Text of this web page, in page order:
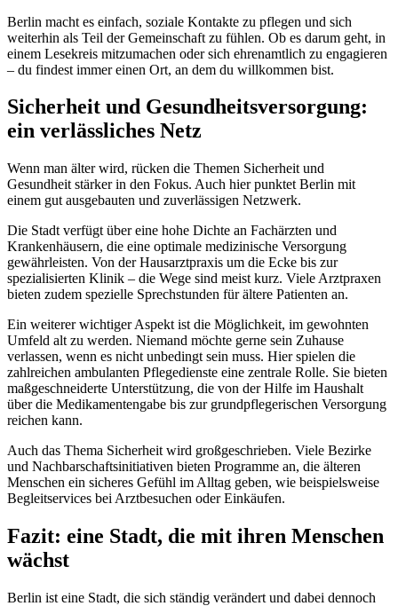
Berlin macht es einfach, soziale Kontakte zu pflegen und sich
weiterhin als Teil der Gemeinschaft zu fühlen. Ob es darum geht, in
einem Lesekreis mitzumachen oder sich ehrenamtlich zu engagieren
– du findest immer einen Ort, an dem du willkommen bist.
Sicherheit und Gesundheitsversorgung:
ein verlässliches Netz
Wenn man älter wird, rücken die Themen Sicherheit und
Gesundheit stärker in den Fokus. Auch hier punktet Berlin mit
einem gut ausgebauten und zuverlässigen Netzwerk.
Die Stadt verfügt über eine hohe Dichte an Fachärzten und
Krankenhäusern, die eine optimale medizinische Versorgung
gewährleisten. Von der Hausarztpraxis um die Ecke bis zur
spezialisierten Klinik – die Wege sind meist kurz. Viele Arztpraxen
bieten zudem spezielle Sprechstunden für ältere Patienten an.
Ein weiterer wichtiger Aspekt ist die Möglichkeit, im gewohnten
Umfeld alt zu werden. Niemand möchte gerne sein Zuhause
verlassen, wenn es nicht unbedingt sein muss. Hier spielen die
zahlreichen ambulanten Pflegedienste eine zentrale Rolle. Sie bieten
maßgeschneiderte Unterstützung, die von der Hilfe im Haushalt
über die Medikamentengabe bis zur grundpflegerischen Versorgung
reichen kann.
Auch das Thema Sicherheit wird großgeschrieben. Viele Bezirke
und Nachbarschaftsinitiativen bieten Programme an, die älteren
Menschen ein sicheres Gefühl im Alltag geben, wie beispielsweise
Begleitservices bei Arztbesuchen oder Einkäufen.
Fazit: eine Stadt, die mit ihren Menschen
wächst
Berlin ist eine Stadt, die sich ständig verändert und dabei dennoch